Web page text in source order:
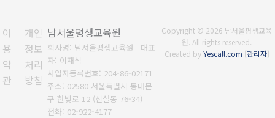
이
용
약
관
개인
정보
처리
방침
남서울평생교육원
회사명: 남서울평생교육원 대표
자: 이재식
사업자등록번호: 204-86-02171
주소: 02580 서울특별시 동대문
구 한빛로 12 (신설동 76-34)
전화: 02-922-4177
Copyright © 2026 남서울평생교육
원. All rights reserved.
Created byYescall.com [관리자]